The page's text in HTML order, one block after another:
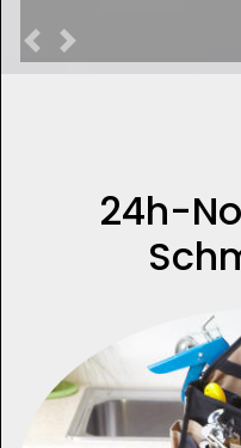
Previous
24h-